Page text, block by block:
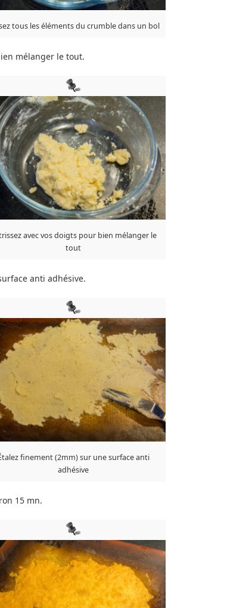
tous les éléments du crumble dans un bol
mélanger le tout.
avec vos doigts pour bien mélanger le
tout
anti adhésive.
finement (2mm) sur une surface anti
adhésive
15 mn.